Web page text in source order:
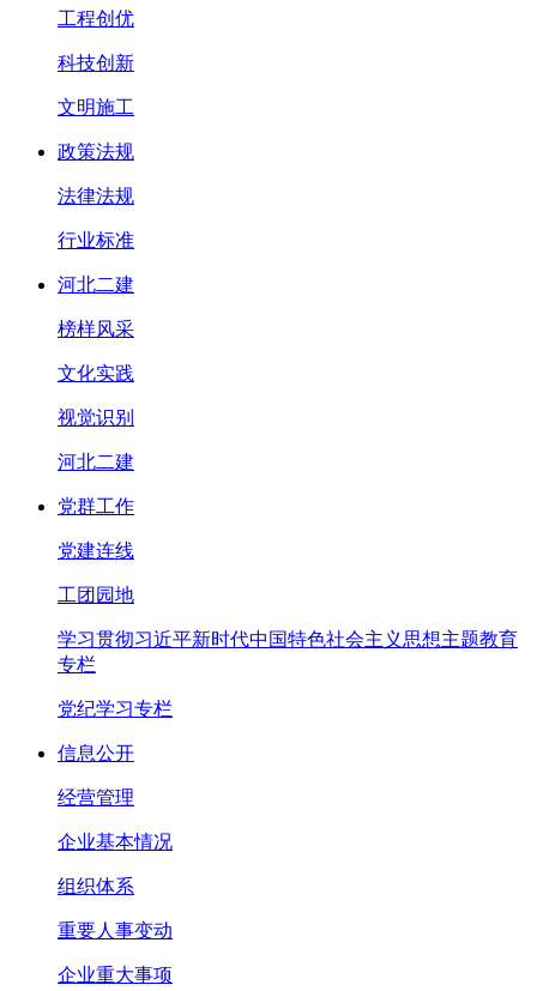
工程创优
科技创新
文明施工
政策法规
法律法规
行业标准
河北二建
榜样风采
文化实践
视觉识别
河北二建
党群工作
党建连线
工团园地
学习贯彻习近平新时代中国特色社会主义思想主题教育
专栏
党纪学习专栏
信息公开
经营管理
企业基本情况
组织体系
重要人事变动
企业重大事项